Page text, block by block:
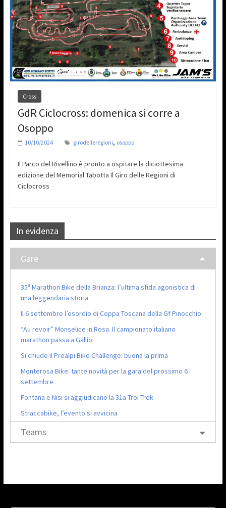
Cross
GdR Ciclocross: domenica si corre a
Osoppo
10/10/2024 girodelleregioni, osoppo
Il Parco del Rivellino è pronto a ospitare la diciottesima
edizione del Memorial Tabotta Il Giro delle Regioni di
Ciclocross
In evidenza
Gare
35ª Marathon Bike della Brianza: l’ultima sfida agonistica di
una leggendaria storia
Il 6 settembre l’esordio di Coppa Toscana della Gf Pinocchio
“Au revoir” Monselice in Rosa. Il campionato italiano
marathon passa a Gallio
Si chiude il Prealpi Bike Challenge: buona la prima
Monterosa Bike: tante novità per la gara del prossimo 6
settembre
Fontana e Nisi si aggiudicano la 31a Troi Trek
Straccabike, l’evento si avvicina
Teams